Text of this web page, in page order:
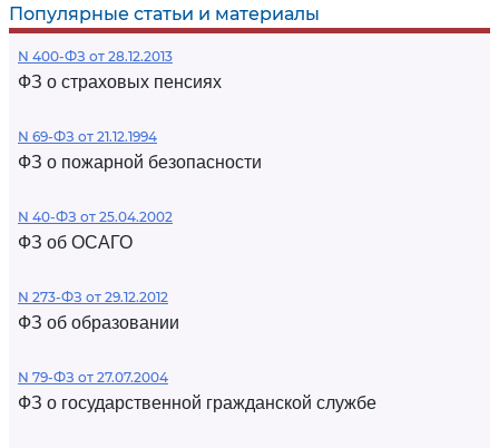
Популярные статьи и материалы
N 400-ФЗ от 28.12.2013
ФЗ о страховых пенсиях
N 69-ФЗ от 21.12.1994
ФЗ о пожарной безопасности
N 40-ФЗ от 25.04.2002
ФЗ об ОСАГО
N 273-ФЗ от 29.12.2012
ФЗ об образовании
N 79-ФЗ от 27.07.2004
ФЗ о государственной гражданской службе